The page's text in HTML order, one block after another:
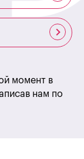
момент в
нам по